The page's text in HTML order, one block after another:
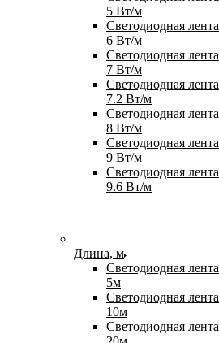
5 Вт/м
Светодиодная лента
6 Вт/м
Светодиодная лента
7 Вт/м
Светодиодная лента
7.2 Вт/м
Светодиодная лента
8 Вт/м
Светодиодная лента
9 Вт/м
Светодиодная лента
9.6 Вт/м
Длина, м
Светодиодная лента
5м
Светодиодная лента
10м
Светодиодная лента